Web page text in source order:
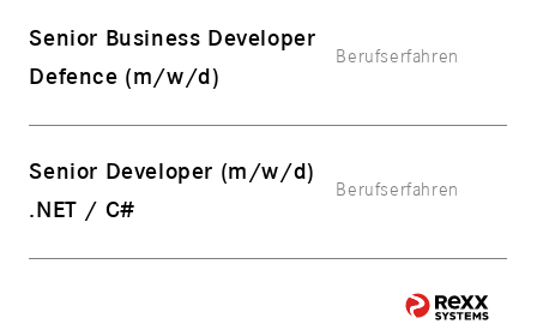
Senior Business Developer
Defence (m/w/d)
Berufserfahren
Senior Developer (m/w/d)
.NET / C#
Berufserfahren